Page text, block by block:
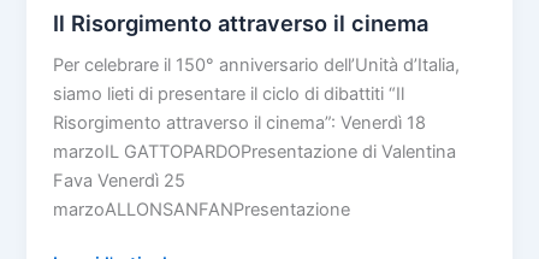
Il Risorgimento attraverso il cinema
Per celebrare il 150° anniversario dell’Unità d’Italia,
siamo lieti di presentare il ciclo di dibattiti “Il
Risorgimento attraverso il cinema”: Venerdì 18
marzoIL GATTOPARDOPresentazione di Valentina
Fava Venerdì 25
marzoALLONSANFANPresentazione